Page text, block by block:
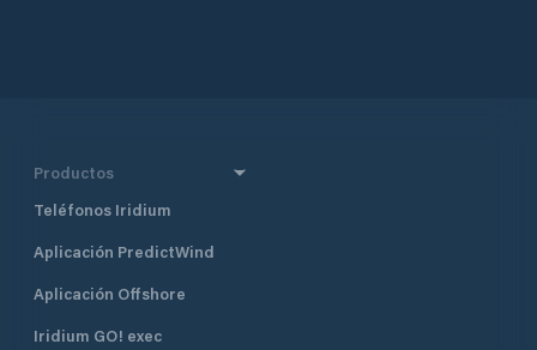
Productos
Teléfonos Iridium
Aplicación PredictWind
Aplicación Offshore
Iridium GO! exec